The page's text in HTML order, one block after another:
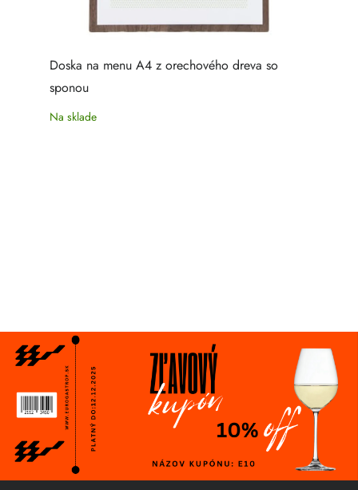
Doska na menu A4 z orechového dreva so
sponou
Na sklade